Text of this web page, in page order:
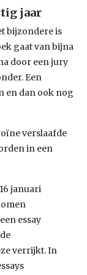
jaar
bijzondere is
gaat van bijna
door een jury
Een
en dan ook nog
verslaafde
in een
januari
essay
verrijkt. In